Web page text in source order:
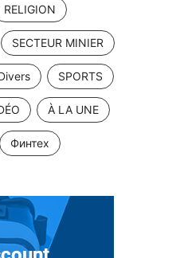
RELIGION
SECTEUR MINIER
SPORTS
À LA UNE
Финтех